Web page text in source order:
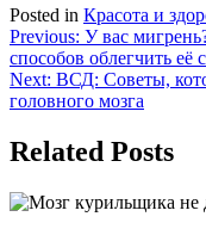
Posted in Красота и
Навигация
по
записям
Previous: У вас
способов облегчить её
Next: ВСД: Советы,
головного мозга
Related Posts